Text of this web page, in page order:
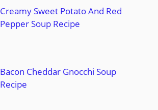
Creamy Sweet Potato And Red
Pepper Soup Recipe
Bacon Cheddar Gnocchi Soup
Recipe